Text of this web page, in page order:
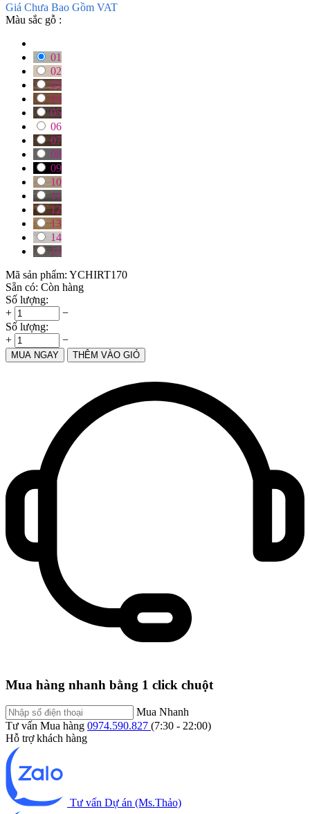
Giá Chưa Bao Gồm VAT
Màu sắc gỗ :
01
02
03
04
05
06
07
08
09
10
11
12
13
14
15
Mã sản phẩm: YCHIRT170
Sẵn có: Còn hàng
Số lượng:
+
−
Số lượng:
+
−
MUA NGAY THÊM VÀO GIỎ
Mua hàng nhanh bằng 1 click chuột
Mua Nhanh
Tư vấn Mua hàng 0974.590.827 (7:30 - 22:00)
Hỗ trợ khách hàng
Tư vấn Dự án (Ms.Thảo)